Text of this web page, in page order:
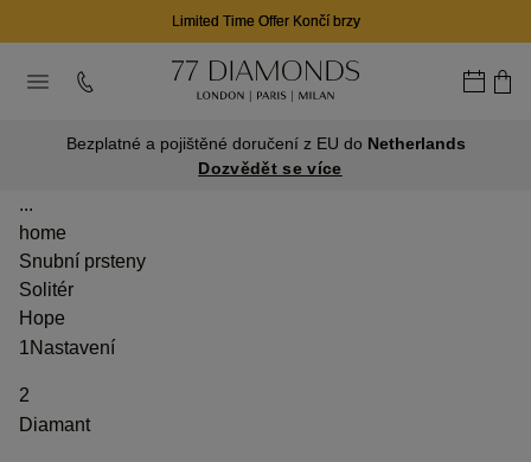
Limited Time Offer Končí brzy
Bezplatné a pojištěné doručení z EU do Netherlands
Dozvědět se více
...
home
Snubní prsteny
Solitér
Hope
1Nastavení
2
Diamant